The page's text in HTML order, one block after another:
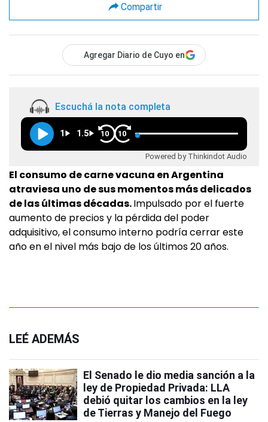
Compartir
Agregar Diario de Cuyo en
Escuchá la nota completa
1 1.5 10 10
Powered by Thinkindot Audio
El consumo de carne vacuna en Argentina
atraviesa uno de sus momentos más delicados
de las últimas décadas.Impulsado por el fuerte
aumento de precios y la pérdida del poder
adquisitivo, el consumo interno podría cerrar este
año en el nivel más bajo de los últimos 20 años.
LEÉ ADEMÁS
El Senado le dio media sanción a la
ley de Propiedad Privada: LLA
debió quitar los cambios en la ley
de Tierras y Manejo del Fuego